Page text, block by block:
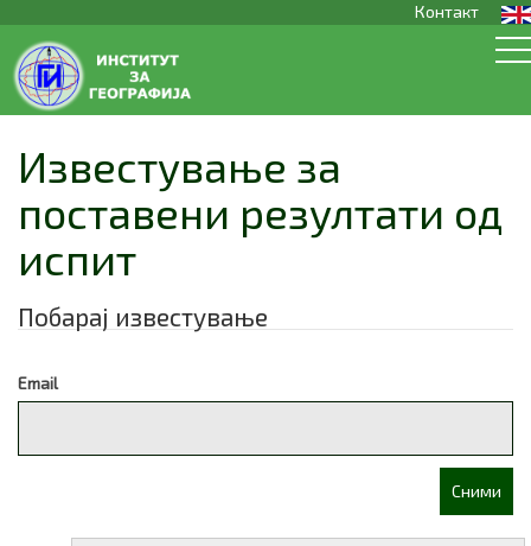
Контакт
Известување за
поставени резултати од
испит
Побарај известување
Email